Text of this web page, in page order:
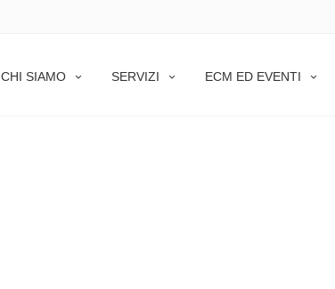
CHI SIAMO SERVIZI ECM ED EVENTI